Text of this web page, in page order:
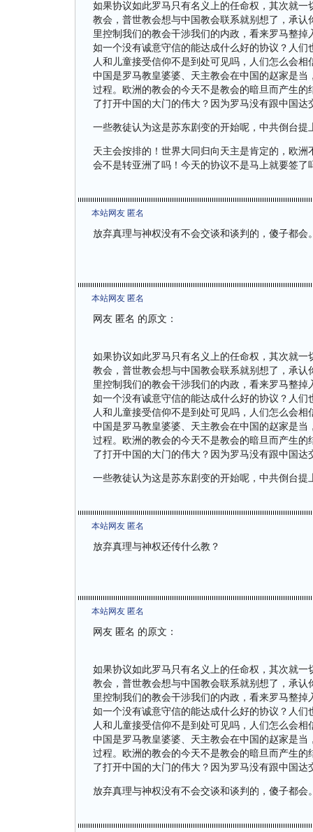
如果协议如此罗马只有名义上的任命权，其次就
教会，普世教会想与中国教会联系就别想了，承
里控制我们的教会干涉我们的内政，看来罗马整掉
如一个没有诚意守信的能达成什么好的协议？人
人和儿童接受信仰不是到处可见吗，人们怎么会相
中国是罗马教皇婆婆、天主教会在中国的赵家是
过程。欧洲的教会的今天不是教会的暗旦而产生
了打开中国的大门的伟大？因为罗马没有跟中国达
一些教徒认为这是苏东剧变的开始呢，中共倒台提
天主会按排的！世界大同归向天主是肯定的，欧
会不是转亚洲了吗！今天的协议不是马上就要签了
本站网友 匿名
放弃真理与神权没有不会交谈和谈判的，傻子都会
本站网友 匿名
网友 匿名 的原文：
如果协议如此罗马只有名义上的任命权，其次就
教会，普世教会想与中国教会联系就别想了，承
里控制我们的教会干涉我们的内政，看来罗马整掉
如一个没有诚意守信的能达成什么好的协议？人
人和儿童接受信仰不是到处可见吗，人们怎么会相
中国是罗马教皇婆婆、天主教会在中国的赵家是
过程。欧洲的教会的今天不是教会的暗旦而产生
了打开中国的大门的伟大？因为罗马没有跟中国达
一些教徒认为这是苏东剧变的开始呢，中共倒台提
本站网友 匿名
放弃真理与神权还传什么教？
本站网友 匿名
网友 匿名 的原文：
如果协议如此罗马只有名义上的任命权，其次就
教会，普世教会想与中国教会联系就别想了，承
里控制我们的教会干涉我们的内政，看来罗马整掉
如一个没有诚意守信的能达成什么好的协议？人
人和儿童接受信仰不是到处可见吗，人们怎么会相
中国是罗马教皇婆婆、天主教会在中国的赵家是
过程。欧洲的教会的今天不是教会的暗旦而产生
了打开中国的大门的伟大？因为罗马没有跟中国达
放弃真理与神权没有不会交谈和谈判的，傻子都会